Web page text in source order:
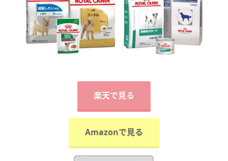
楽天で見る
Amazonで見る